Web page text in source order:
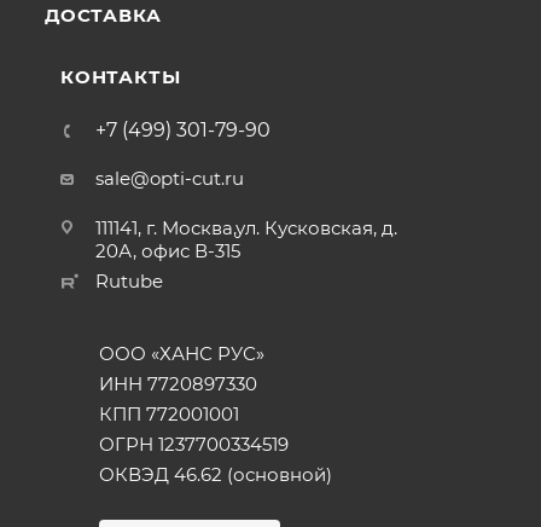
ДОСТАВКА
КОНТАКТЫ
+7 (499) 301-79-90
sale@opti-cut.ru
111141, г. Москва,ул. Кусковская, д.
20А, офис В-315
Rutube
ООО «ХАНС РУС»
ИНН 7720897330
КПП 772001001
ОГРН 1237700334519
ОКВЭД 46.62 (основной)